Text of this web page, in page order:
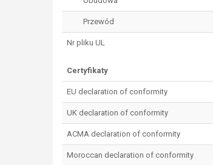
Przewód
Nr pliku UL
Certyfikaty
EU declaration of conformity
UK declaration of conformity
ACMA declaration of conformity
Moroccan declaration of conformity